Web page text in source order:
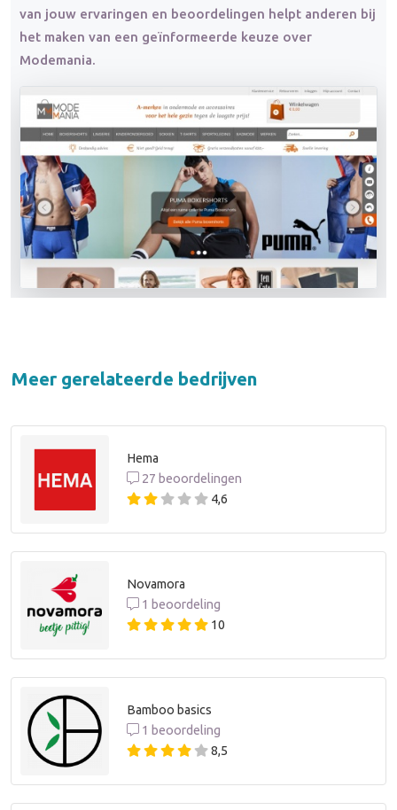
van jouw ervaringen en beoordelingen helpt anderen bij
het maken van een geïnformeerde keuze over
Modemania.
Meer gerelateerde bedrijven
Hema
27 beoordelingen
4,6
Novamora
1 beoordeling
10
Bamboo basics
1 beoordeling
8,5